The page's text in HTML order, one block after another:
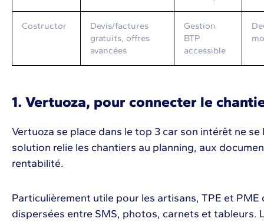
Costructor
Devis/factures
gratuits, offres
avancées
Gestion
BTP
accessible
1. Vertuoza, pour connecter le
Vertuoza se place dans le top 3 car son intérêt ne
solution relie les chantiers au planning, aux
rentabilité.
Particulièrement utile pour les artisans, TPE et
dispersées entre SMS, photos, carnets et tableurs.